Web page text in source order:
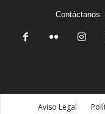
Contáctanos:
Aviso Legal